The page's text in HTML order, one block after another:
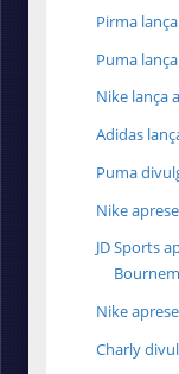
Pirma
Puma
Nike lança
Adidas
Puma
Nike
JD Sports
Nike
Charly